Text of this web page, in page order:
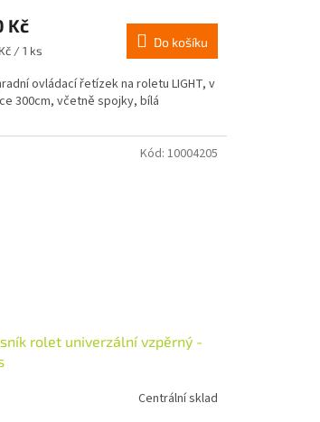
Kč
/ 1 ks
Do košíku
ovládací řetízek na roletu LIGHT, v
300cm, včetně spojky, bílá
rolet univerzální vzpěrný -
Centrální sklad
Kód: 10004205